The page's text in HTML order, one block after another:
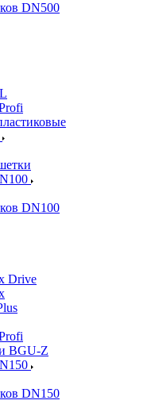
DN500
DN100
Drive
BGU-Z
DN150